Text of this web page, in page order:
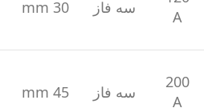
A
سه فاز 30 mm
200
A
سه فاز 45 mm